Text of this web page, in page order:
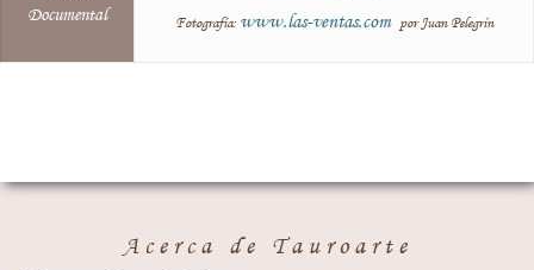
Documental
Fotografía: www.las-ventas.com por Juan Pelegrín
Acerca de Tauroarte